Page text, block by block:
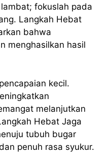
fokuslah pada
Langkah Hebat
bahwa
menghasilkan hasil
kecil.
melanjutkan
Hebat Jaga
tubuh bugar
penuh rasa syukur.